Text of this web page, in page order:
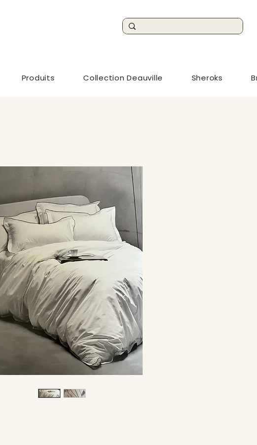
Produits Collection Deauville Sheroks